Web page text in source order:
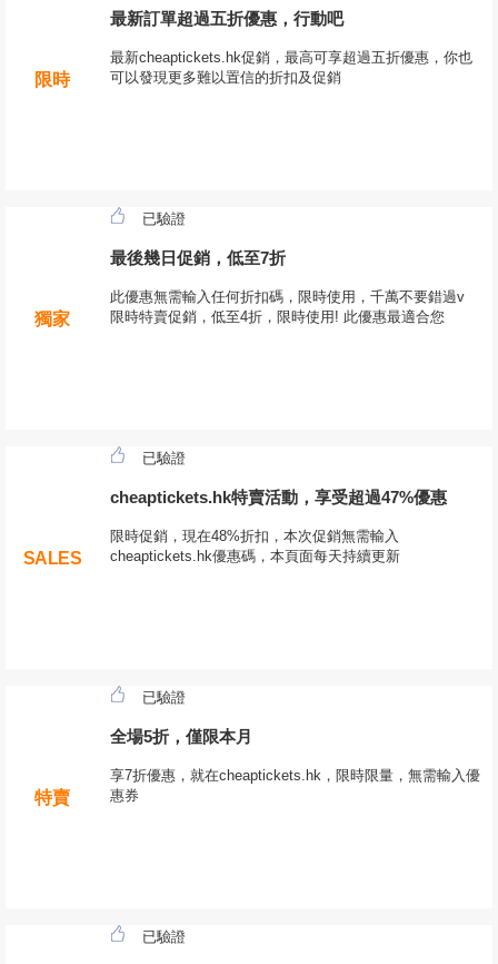
限時
最新訂單超過五折優惠，行動吧
最新cheaptickets.hk促銷，最高可享超過五折優惠，你也
可以發現更多難以置信的折扣及促銷
獨家
已驗證
最後幾日促銷，低至7折
此優惠無需輸入任何折扣碼，限時使用，千萬不要錯過v
限時特賣促銷，低至4折，限時使用! 此優惠最適合您
SALES
已驗證
cheaptickets.hk特賣活動，享受超過47%優惠
限時促銷，現在48%折扣，本次促銷無需輸入
cheaptickets.hk優惠碼，本頁面每天持續更新
特賣
已驗證
全場5折，僅限本月
享7折優惠，就在cheaptickets.hk，限時限量，無需輸入優
惠券
已驗證